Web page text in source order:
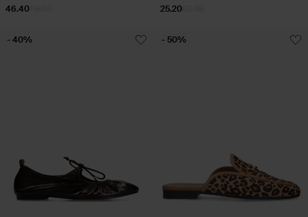
46.40 25.20
- 40% - 50%